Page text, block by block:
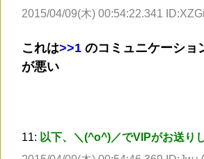
2015/04/09(木) 00:54:22.341
これは>>1 のコミュニケーショ
が悪い
11: 以下、＼(^o^)／でVIPがお送り